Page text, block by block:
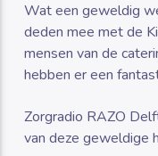
Wat een geweldig
deden mee met de
mensen van de
hebben er een
Zorgradio RAZO
van deze geweldige